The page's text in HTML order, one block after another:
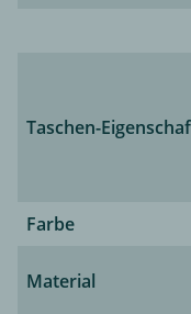
Taschen-
Farbe
Material